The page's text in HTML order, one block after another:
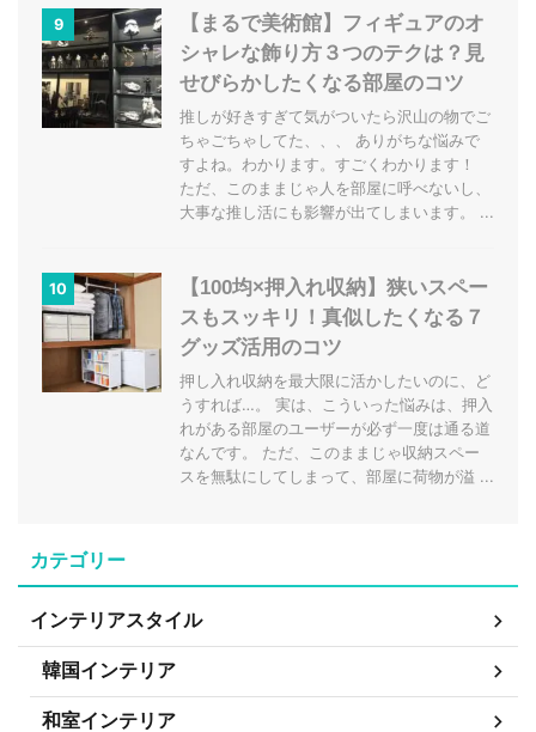
9
【まるで美術館】フィギュアのオ
シャレな飾り方３つのテクは？見
せびらかしたくなる部屋のコツ
推しが好きすぎて気がついたら沢山の物でご
ちゃごちゃしてた、、、 ありがちな悩みで
すよね。わかります。すごくわかります！
ただ、このままじゃ人を部屋に呼べないし、
大事な推し活にも影響が出てしまいます。 ...
10
【100均×押入れ収納】狭いスペー
スもスッキリ！真似したくなる７
グッズ活用のコツ
押し入れ収納を最大限に活かしたいのに、ど
うすれば…。 実は、こういった悩みは、押入
れがある部屋のユーザーが必ず一度は通る道
なんです。 ただ、このままじゃ収納スペー
スを無駄にしてしまって、部屋に荷物が溢 ...
カテゴリー
インテリアスタイル
韓国インテリア
和室インテリア